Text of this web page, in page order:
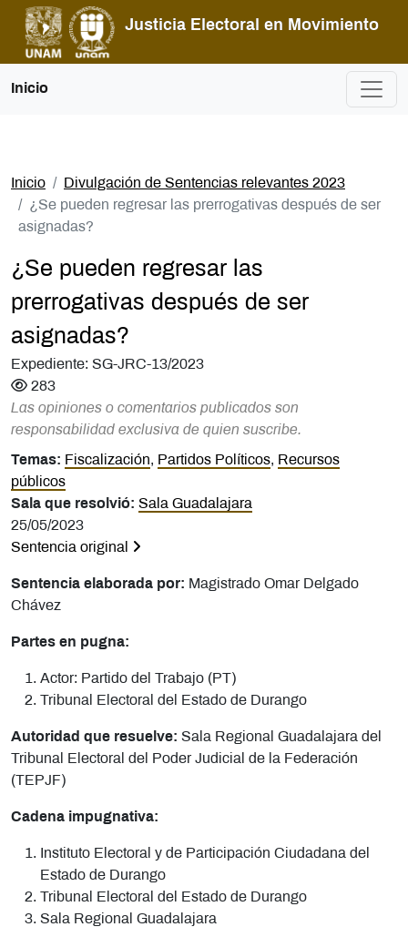
Justicia Electoral en Movimiento
Inicio
Inicio
Divulgación de Sentencias relevantes 2023
¿Se pueden regresar las prerrogativas después de ser
asignadas?
¿Se pueden regresar las
prerrogativas después de ser
asignadas?
Expediente: SG-JRC-13/2023
283
Las opiniones o comentarios publicados son
responsabilidad exclusiva de quien suscribe.
Temas: Fiscalización, Partidos Políticos, Recursos
públicos
Sala que resolvió: Sala Guadalajara
25/05/2023
Sentencia original
Sentencia elaborada por: Magistrado Omar Delgado
Chávez
Partes en pugna:
Actor: Partido del Trabajo (PT)
Tribunal Electoral del Estado de Durango
Autoridad que resuelve: Sala Regional Guadalajara del
Tribunal Electoral del Poder Judicial de la Federación
(TEPJF)
Cadena impugnativa:
Instituto Electoral y de Participación Ciudadana del
Estado de Durango
Tribunal Electoral del Estado de Durango
Sala Regional Guadalajara